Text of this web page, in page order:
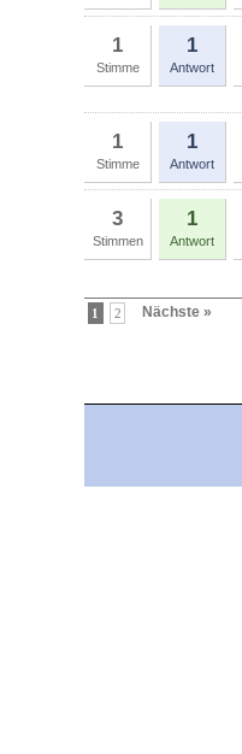
1
Stimme
1
Antwort
1
Stimme
1
Antwort
3
Stimmen
1
Antwort
1 2 Nächste »